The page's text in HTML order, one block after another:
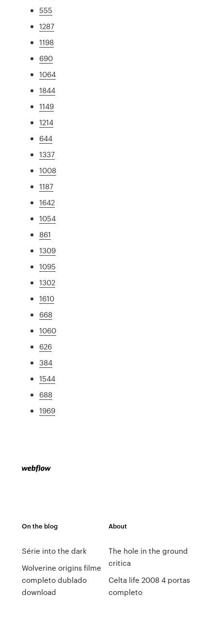
555
1287
1198
690
1064
1844
1149
1214
644
1337
1008
1187
1642
1054
861
1309
1095
1302
1610
668
1060
626
384
1544
688
1969
On the blog
Série into the dark
Wolverine origins filme
completo dublado
download
About
The hole in the ground
critica
Celta life 2008 4 portas
completo